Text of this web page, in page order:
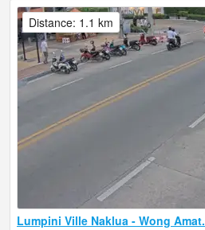
Lumpini Ville Naklua - Wong Amat.
Distance: 1.1 km